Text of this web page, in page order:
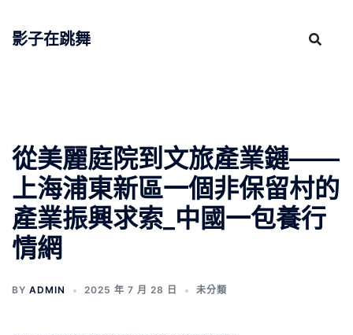
影子在跳舞
從美麗庭院到文旅產業鏈——
上海浦東新區一個非保留村的
產業振興求索_中國一包養行
情網
BY ADMIN 2025 年 7 月 28 日 未分類